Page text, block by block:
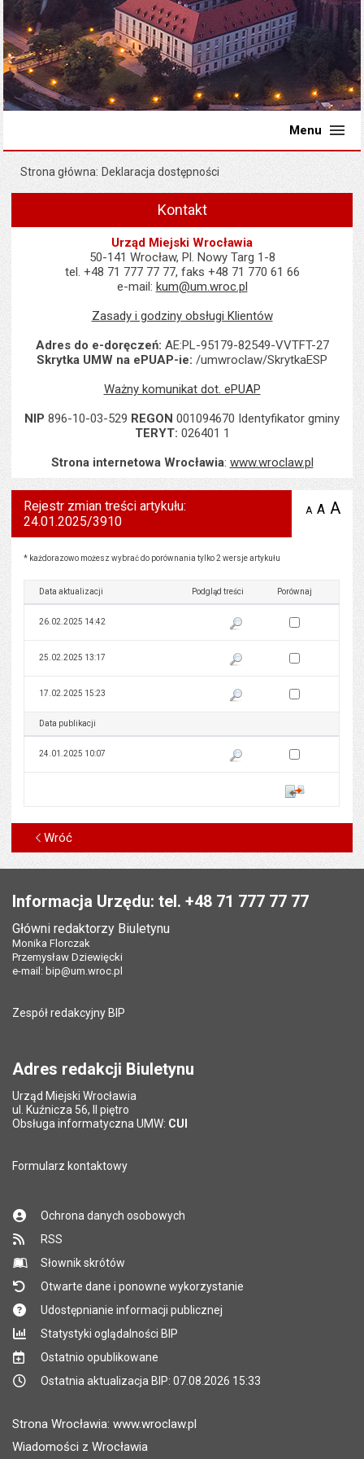
Menu
Strona główna Deklaracja dostępności
Kontakt
Urząd Miejski Wrocławia
50-141 Wrocław, Pl. Nowy Targ 1-8
tel. +48 71 777 77 77, faks +48 71 770 61 66
e-mail: kum@um.wroc.pl
Zasady i godziny obsługi Klientów
Adres do e-doręczeń: AE:PL-95179-82549-VVTFT-27
Skrytka UMW na ePUAP-ie: /umwroclaw/SkrytkaESP
Ważny komunikat dot. ePUAP
NIP 896-10-03-529 REGON 001094670 Identyfikator gminy
TERYT: 026401 1
Strona internetowa Wrocławia: www.wroclaw.pl
Rejestr zmian treści artykułu:
24.01.2025/3910
A zmniejsz
A A
Rejestr zmian treści artykułu: 24.01.2025/3910
* każdorazowo możesz wybrać do porównania tylko 2 wersje artykułu
Data aktualizacji Podgląd treści Porównaj
26.02.2025 14:42 Pokaż podgląd wersji z dnia
Zaznacz wersję do
25.02.2025 13:17 Pokaż podgląd wersji z dnia
Zaznacz wersję do
17.02.2025 15:23 Pokaż podgląd wersji z dnia
Zaznacz wersję do
Data publikacji
24.01.2025 10:07 Pokaż podgląd wersji z dnia
Zaznacz wersję do
Porównaj
Wróć
Informacja Urzędu: tel. +48 71 777 77 77
Główni redaktorzy Biuletynu
Monika Florczak
Przemysław Dziewięcki
e-mail: bip@um.wroc.pl
Zespół redakcyjny BIP
Adres redakcji Biuletynu
Urząd Miejski Wrocławia
ul. Kuźnicza 56, II piętro
Obsługa informatyczna UMW: CUI
Formularz kontaktowy
Ochrona danych osobowych
RSS
Słownik skrótów
Otwarte dane i ponowne wykorzystanie
Udostępnianie informacji publicznej
Statystyki oglądalności BIP
Ostatnio opublikowane
Ostatnia aktualizacja BIP: 07.08.2026 15:33
Strona Wrocławia: www.wroclaw.pl
Wiadomości z Wrocławia